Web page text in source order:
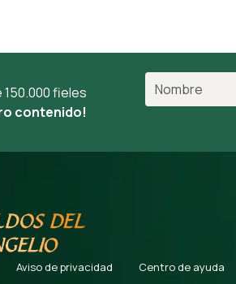
150.000 fieles
contenido!
Aviso de privacidad Centro de ayuda